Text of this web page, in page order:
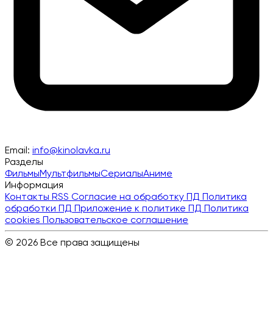
Email: info@kinolavka.ru
Разделы
ФильмыМультфильмыСериалыАниме
Информация
Контакты RSS Согласие на обработку ПД Политика
обработки ПД Приложение к политике ПД Политика
cookies Пользовательское соглашение
© 2026 Все права защищены